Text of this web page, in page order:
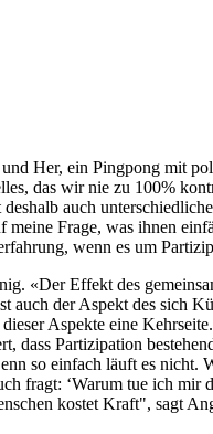
Her, ein Pingpong mit
das wir nie zu 100%
auch
Frage, was ihnen
wenn es um
«Der Effekt des
der Aspekt des sich
Aspekte eine
Partizipation
so einfach läuft es nicht.
fragt: ‘Warum tue ich
kostet Kraft", sagt